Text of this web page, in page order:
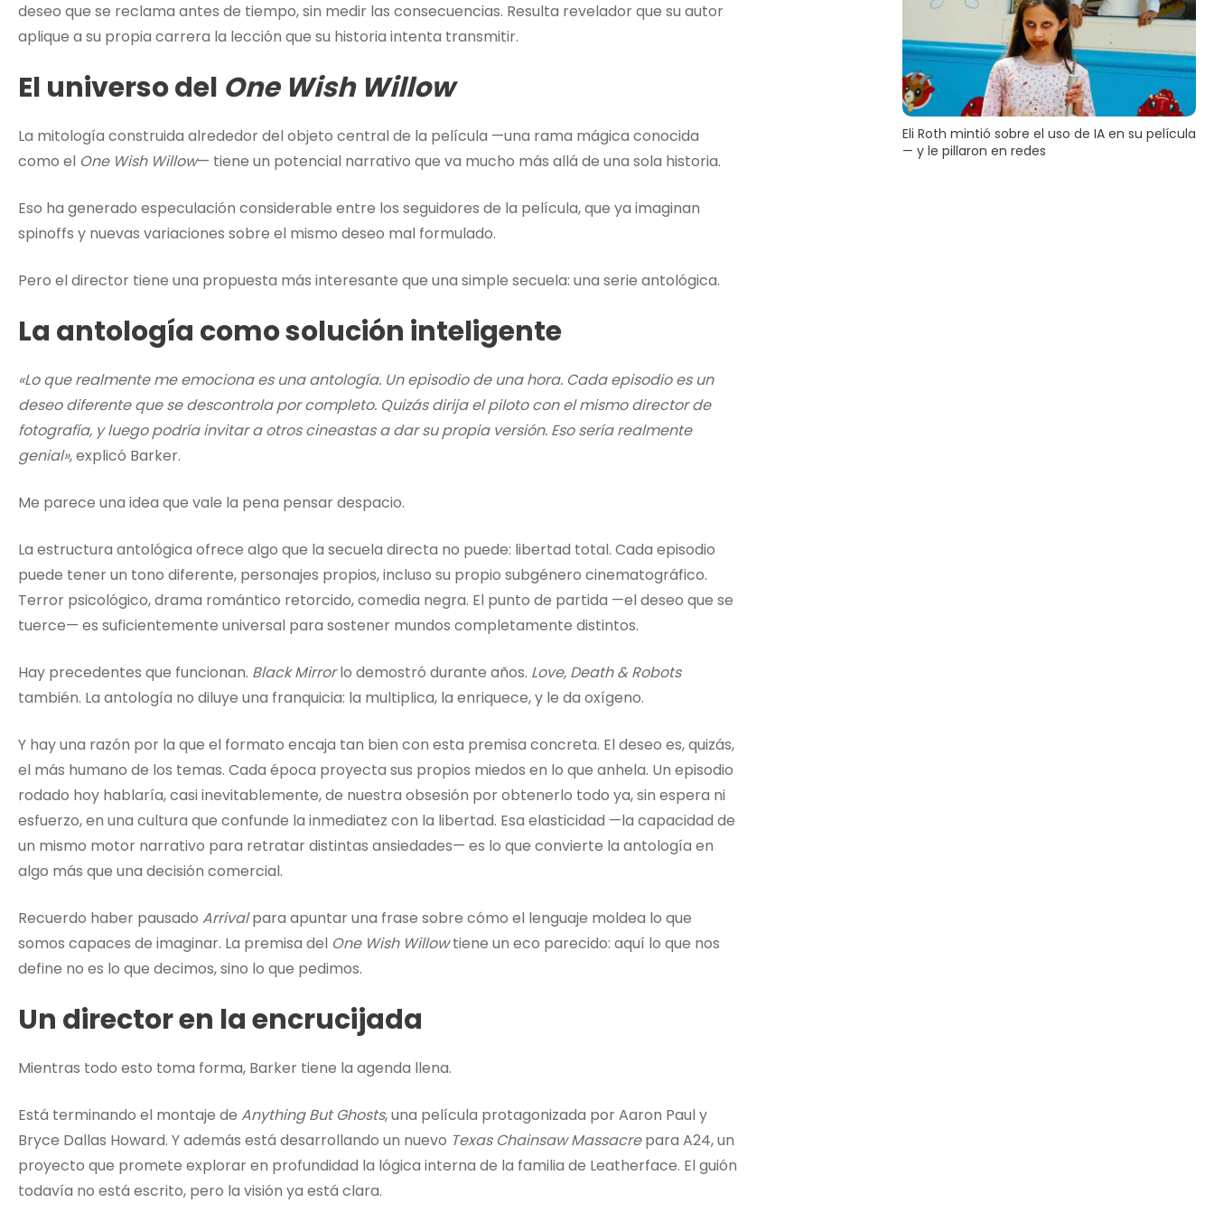
deseo que se reclama antes de tiempo, sin medir las consecuencias. Resulta revelador que su autor
aplique a su propia carrera la lección que su historia intenta transmitir.
El universo del One Wish Willow
La mitología construida alrededor del objeto central de la película —una rama mágica conocida
como el One Wish Willow— tiene un potencial narrativo que va mucho más allá de una sola historia.
Eso ha generado especulación considerable entre los seguidores de la película, que ya imaginan
spinoffs y nuevas variaciones sobre el mismo deseo mal formulado.
Pero el director tiene una propuesta más interesante que una simple secuela: una serie antológica.
La antología como solución inteligente
«Lo que realmente me emociona es una antología. Un episodio de una hora. Cada episodio es un
deseo diferente que se descontrola por completo. Quizás dirija el piloto con el mismo director de
fotografía, y luego podría invitar a otros cineastas a dar su propia versión. Eso sería realmente
genial», explicó Barker.
Me parece una idea que vale la pena pensar despacio.
La estructura antológica ofrece algo que la secuela directa no puede: libertad total. Cada episodio
puede tener un tono diferente, personajes propios, incluso su propio subgénero cinematográfico.
Terror psicológico, drama romántico retorcido, comedia negra. El punto de partida —el deseo que se
tuerce— es suficientemente universal para sostener mundos completamente distintos.
Hay precedentes que funcionan. Black Mirrorlo demostró durante años. Love, Death & Robots
también. La antología no diluye una franquicia: la multiplica, la enriquece, y le da oxígeno.
Y hay una razón por la que el formato encaja tan bien con esta premisa concreta. El deseo es, quizás,
el más humano de los temas. Cada época proyecta sus propios miedos en lo que anhela. Un episodio
rodado hoy hablaría, casi inevitablemente, de nuestra obsesión por obtenerlo todo ya, sin espera ni
esfuerzo, en una cultura que confunde la inmediatez con la libertad. Esa elasticidad —la capacidad de
un mismo motor narrativo para retratar distintas ansiedades— es lo que convierte la antología en
algo más que una decisión comercial.
Recuerdo haber pausado Arrivalpara apuntar una frase sobre cómo el lenguaje moldea lo que
somos capaces de imaginar. La premisa del One Wish Willowtiene un eco parecido: aquí lo que nos
define no es lo que decimos, sino lo que pedimos.
Un director en la encrucijada
Mientras todo esto toma forma, Barker tiene la agenda llena.
Está terminando el montaje de Anything But Ghosts, una película protagonizada por Aaron Paul y
Bryce Dallas Howard. Y además está desarrollando un nuevo Texas Chainsaw Massacrepara A24, un
proyecto que promete explorar en profundidad la lógica interna de la familia de Leatherface. El guión
todavía no está escrito, pero la visión ya está clara.
Eli Roth mintió sobre el uso de IA en su película
— y le pillaron en redes